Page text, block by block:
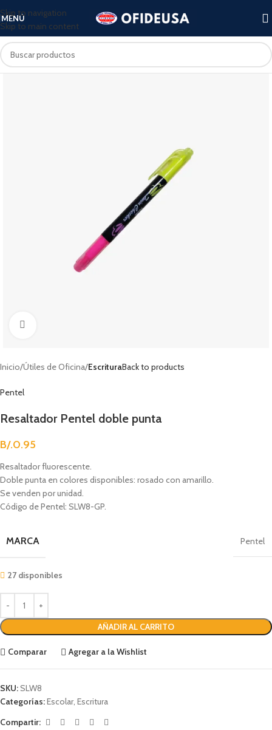
Skip to navigation
Skip to main content
MENÚ
Inicio Útiles de Oficina EscrituraBack to products
Pentel
Resaltador Pentel doble punta
B/.0.95
Resaltador fluorescente.
Doble punta en colores disponibles: rosado con amarillo.
Se venden por unidad.
Código de Pentel: SLW8-GP.
MARCA Pentel
27 disponibles
AÑADIR AL CARRITO
Comparar Agregar a la Wishlist
SKU:SLW8
Categorías:Escolar, Escritura
Compartir: